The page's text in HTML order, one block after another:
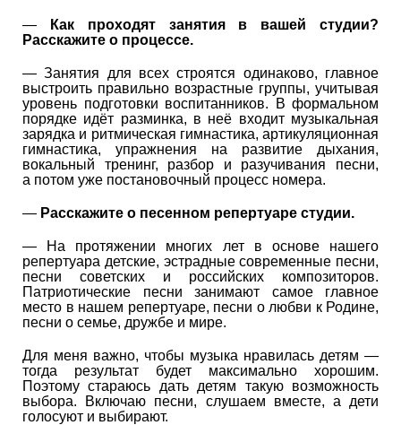
—
Как проходят занятия в вашей студии?
Расскажите о процессе.
— Занятия для всех строятся одинаково, главное
выстроить правильно возрастные группы, учитывая
уровень подготовки воспитанников. В формальном
порядке идёт разминка, в неё входит музыкальная
зарядка и ритмическая гимнастика, артикуляционная
гимнастика, упражнения на развитие дыхания,
вокальный тренинг, разбор и разучивания песни,
а потом уже постановочный процесс номера.
— Расскажите о песенном репертуаре студии.
— На протяжении многих лет в основе нашего
репертуара детские, эстрадные современные песни,
песни советских и российских композиторов.
Патриотические песни занимают самое главное
место в нашем репертуаре, песни о любви к Родине,
песни о семье, дружбе и мире.
Для меня важно, чтобы музыка нравилась детям —
тогда результат будет максимально хорошим.
Поэтому стараюсь дать детям такую возможность
выбора. Включаю песни, слушаем вместе, а дети
голосуют и выбирают.